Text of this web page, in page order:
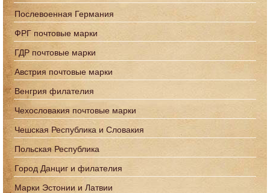
Послевоенная Германия
ФРГ почтовые марки
ГДР почтовые марки
Австрия почтовые марки
Венгрия филателия
Чехословакия почтовые марки
Чешская Республика и Словакия
Польская Республика
Город Данциг и филателия
Марки Эстонии и Латвии